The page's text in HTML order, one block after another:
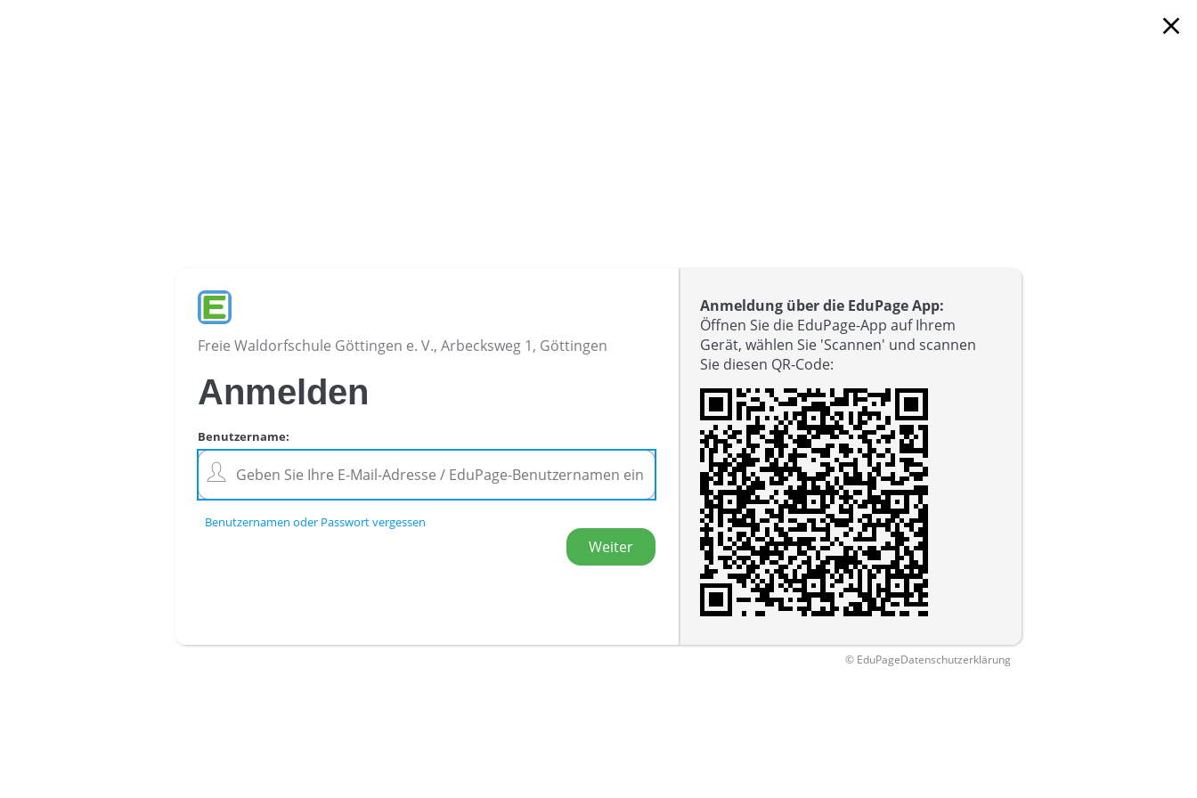
Freie Waldorfschule Göttingen e. V., Arbecksweg 1, Göttingen
close
Anmelden
Benutzername:
Benutzernamen oder Passwort vergessen
Anmeldung über die EduPage App:
Öffnen Sie die EduPage-App auf Ihrem
Gerät, wählen Sie 'Scannen' und scannen
Sie diesen QR-Code:
© EduPageDatenschutzerklärung